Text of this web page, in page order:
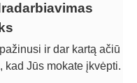
ir dar kartą ačiū
kad Jūs mokate įkvėpti.
dirbti su Linu
su Linu Šimoniu. Kol
mažiau, negu būtume